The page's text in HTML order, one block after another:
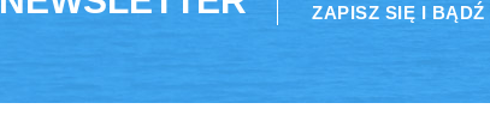
ZAPISZ SIĘ I